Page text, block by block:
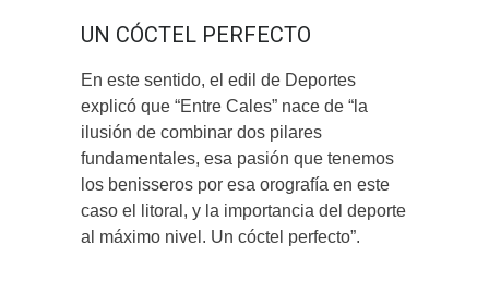
UN CÓCTEL PERFECTO
En este sentido, el edil de Deportes
explicó que “Entre Cales” nace de “la
ilusión de combinar dos pilares
fundamentales, esa pasión que tenemos
los benisseros por esa orografía en este
caso el litoral, y la importancia del deporte
al máximo nivel. Un cóctel perfecto”.